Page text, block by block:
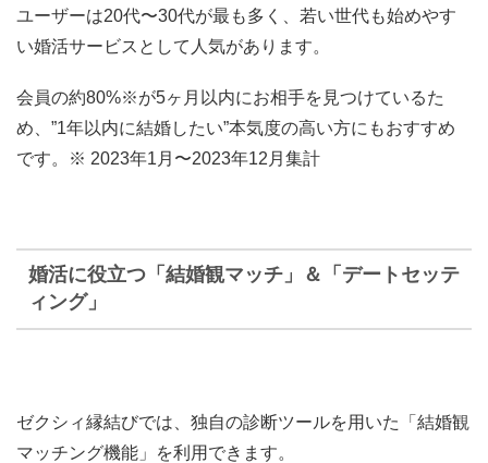
ユーザーは20代〜30代が最も多く、若い世代も始めやす
い婚活サービスとして人気があります。
会員の約80%※が5ヶ月以内にお相手を見つけているた
め、”1年以内に結婚したい”本気度の高い方にもおすすめ
です。※ 2023年1月〜2023年12月集計
婚活に役立つ「結婚観マッチ」＆「デートセッテ
ィング」
ゼクシィ縁結びでは、 独自の診断ツールを用いた「結婚観
マッチング機能」を利用できます。